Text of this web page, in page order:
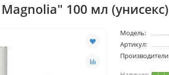
100 мл (унисекс)
Модель:
Артикул:
Производители